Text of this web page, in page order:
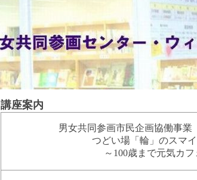
講座案内
男女共同参画市民企画協働事
つどい場「輪」のスマ
～100歳まで元気カフ